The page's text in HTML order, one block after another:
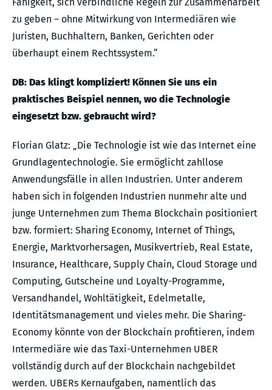
Fähigkeit, sich verbindliche Regeln zur Zusammenarbeit
zu geben – ohne Mitwirkung von Intermediären wie
Juristen, Buchhaltern, Banken, Gerichten oder
überhaupt einem Rechtssystem.“
DB: Das klingt kompliziert! Können Sie uns ein
praktisches Beispiel nennen, wo die Technologie
eingesetzt bzw. gebraucht wird?
Florian Glatz: „Die Technologie ist wie das Internet eine
Grundlagentechnologie. Sie ermöglicht zahllose
Anwendungsfälle in allen Industrien. Unter anderem
haben sich in folgenden Industrien nunmehr alte und
junge Unternehmen zum Thema Blockchain positioniert
bzw. formiert: Sharing Economy, Internet of Things,
Energie, Marktvorhersagen, Musikvertrieb, Real Estate,
Insurance, Healthcare, Supply Chain, Cloud Storage und
Computing, Gutscheine und Loyalty-Programme,
Versandhandel, Wohltätigkeit, Edelmetalle,
Identitätsmanagement und vieles mehr. Die Sharing-
Economy könnte von der Blockchain profitieren, indem
Intermediäre wie das Taxi-Unternehmen UBER
vollständig durch auf der Blockchain nachgebildet
werden. UBERs Kernaufgaben, namentlich das